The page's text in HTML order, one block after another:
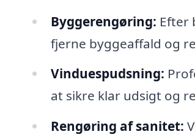
Byggerengøring: Efter
fjerne byggeaffald og
Vinduespudsning:
at sikre klar udsigt og
Rengøring af sanitet: